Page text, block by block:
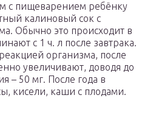
с пищеварением ребёнку
калиновый сок с
Обычно это происходит в
с 1 ч. л после завтрака.
организма, после
увеличивают, доводя до
– 50 мг. После года в
кисели, каши с плодами.